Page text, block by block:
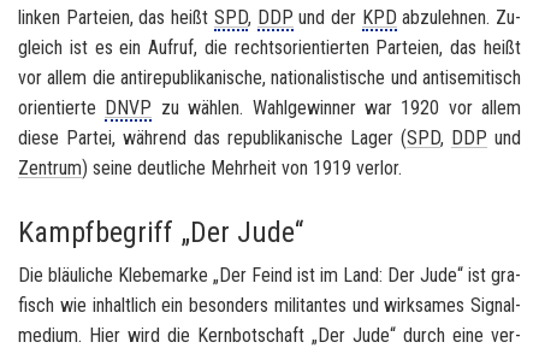
lin­ken Par­tei­en, das heißt SPD, DDP und der KPD ab­zu­leh­nen. Zu­
gleich ist es ein Auf­ruf, die rechts­ori­en­tier­ten Par­tei­en, das heißt
vor allem die an­ti­re­pu­bli­ka­ni­sche, na­tio­na­lis­ti­sche und an­ti­se­mi­tisch
ori­en­tier­te DNVP zu wäh­len. Wahl­ge­win­ner war 1920 vor allem
diese Par­tei, wäh­rend das re­pu­bli­ka­ni­sche Lager (SPD, DDP und
Zen­trum) seine deut­li­che Mehr­heit von 1919 ver­lor.
Kampfbegriff „Der Jude“
Die bläu­li­che Kle­be­mar­ke „Der Feind ist im Land: Der Jude“ ist gra­
fisch wie in­halt­lich ein be­son­ders mi­li­tan­tes und wirk­sa­mes Si­gnal­
me­di­um. Hier wird die Kern­bot­schaft „Der Jude“ durch eine ver­